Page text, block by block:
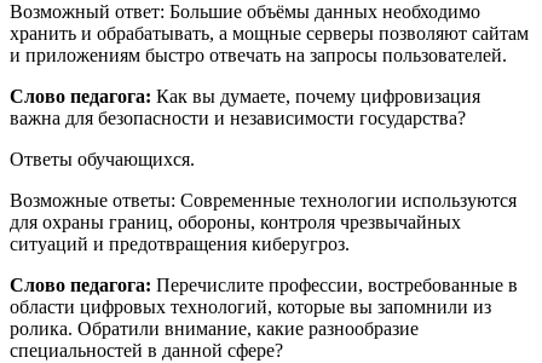
Возможный ответ: Большие объёмы данных необходимо
хранить и обрабатывать, а мощные серверы позволяют сайтам
и приложениям быстро отвечать на запросы пользователей.
Слово педагога: Как вы думаете, почему цифровизация
важна для безопасности и независимости государства?
Ответы обучающихся.
Возможные ответы: Современные технологии используются
для охраны границ, обороны, контроля чрезвычайных
ситуаций и предотвращения киберугроз.
Слово педагога: Перечислите профессии, востребованные в
области цифровых технологий, которые вы запомнили из
ролика. Обратили внимание, какие разнообразие
специальностей в данной сфере?